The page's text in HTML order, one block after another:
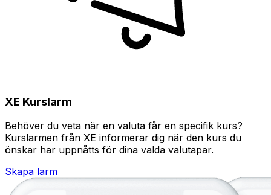
XE Kurslarm
Behöver du veta när en valuta får en specifik kurs?
Kurslarmen från XE informerar dig när den kurs du
önskar har uppnåtts för dina valda valutapar.
Skapa larm